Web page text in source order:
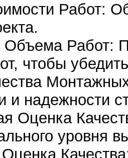
Работ:
Объема Работ:
чтобы
и надежности
Оценка
уровня